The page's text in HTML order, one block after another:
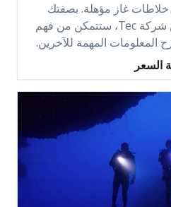
غاز مؤهلة. بصفتك
مدربًا في خلاطات الغاز من شركة Tec، ستتمكن من فهم
المعلومات المهمة للآخرين.